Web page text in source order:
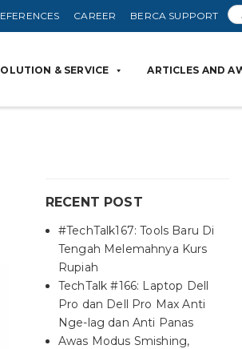
CAREER BERCA SUPPORT
& SERVICE ARTICLES AND
RECENT POST
#TechTalk167: Tools Baru Di
Tengah Melemahnya Kurs
Rupiah
TechTalk #166: Laptop Dell
Pro dan Dell Pro Max Anti
Nge-lag dan Anti Panas
Awas Modus Smishing,